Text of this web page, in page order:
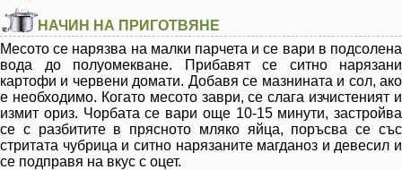
НАЧИН НА ПРИГОТВЯНЕ
Месото се нарязва на малки парчета и се вари в подсолена
вода до полуомекване. Прибавят се ситно нарязани
картофи и червени домати. Добавя се мазнината и сол, ако
е необходимо. Когато месото заври, се слага изчистеният и
измит ориз. Чорбата се вари още 10-15 минути, застройва
се с разбитите в прясното мляко яйца, поръсва се със
стритата чубрица и ситно нарязаните магданоз и девесил и
се подправя на вкус с оцет.